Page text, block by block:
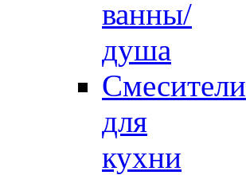
ванны/
душа
Смесители
для
кухни